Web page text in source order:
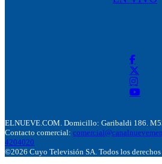
ELNUEVE.COM. Domicillo: Garibaldi 186.
Contacto comercial:
4204020
©2026 Cuyo Televisión SA. Todos los derechos